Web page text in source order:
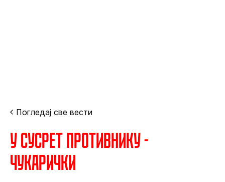
Погледај све вести
У сусрет противнику -
Чукарички